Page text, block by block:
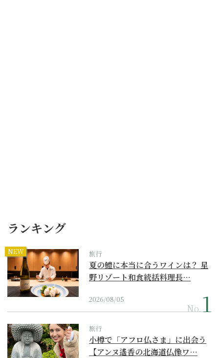
ランキング
NEW 旅行
夏の鱧に本当に合うワインは？ 星
野リゾート和食統括料理長…
2026/08/05
No.
旅行
小樽で「アフロ仏さま」に出会う
【アンヌ遙香の北海道仏像ワ…